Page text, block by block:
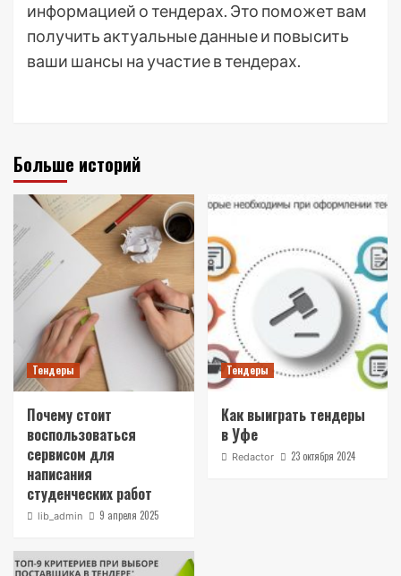
информацией о тендерах. Это поможет вам
получить актуальные данные и повысить
ваши шансы на участие в тендерах.
Больше историй
Тендеры
Почему стоит
воспользоваться
сервисом для
написания
студенческих работ
lib_admin 9 апреля 2025
Тендеры
Как выиграть тендеры
в Уфе
Redactor 23 октября 2024